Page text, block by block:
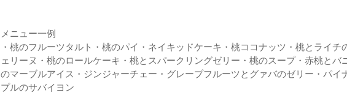
メニュー一例
・桃のフルーツタルト・桃のパイ・ネイキッドケーキ・桃ココナッツ・桃とライチ
ェリーヌ・桃のロールケーキ・桃とスパークリングゼリー・桃のスープ・赤桃とバ
のマーブルアイス・ジンジャーチェー・グレープフルーツとグァバのゼリー・パイ
プルのサバイヨン